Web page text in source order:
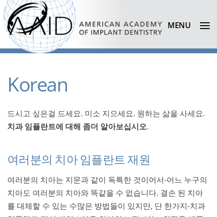
MENU
Korean
드시고 싶은걸 드세요. 미소 지으세요. 원하는 삶을 사세요.
치과 임플란트에 대해 좀더 알아보십시오.
여러분의 치아 임플란트 재원
여러분의 치아는 지문과 같이 독특한 것이어서-어느 누구의
치아도 여러분의 치아와 똑같을 수 없습니다. 결손 된 치아
를 대체할 수 있는 수많은 방법들이 있지만, 단 한가지-치과